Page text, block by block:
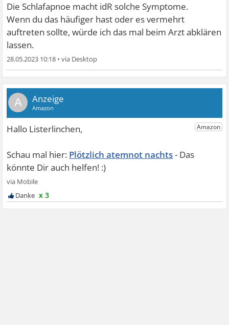
Die Schlafapnoe macht idR solche Symptome.
Wenn du das häufiger hast oder es vermehrt
auftreten sollte, würde ich das mal beim Arzt abklären
lassen.
28.05.2023 10:18 •
A
Plötzlich atemnot nachts
x 3